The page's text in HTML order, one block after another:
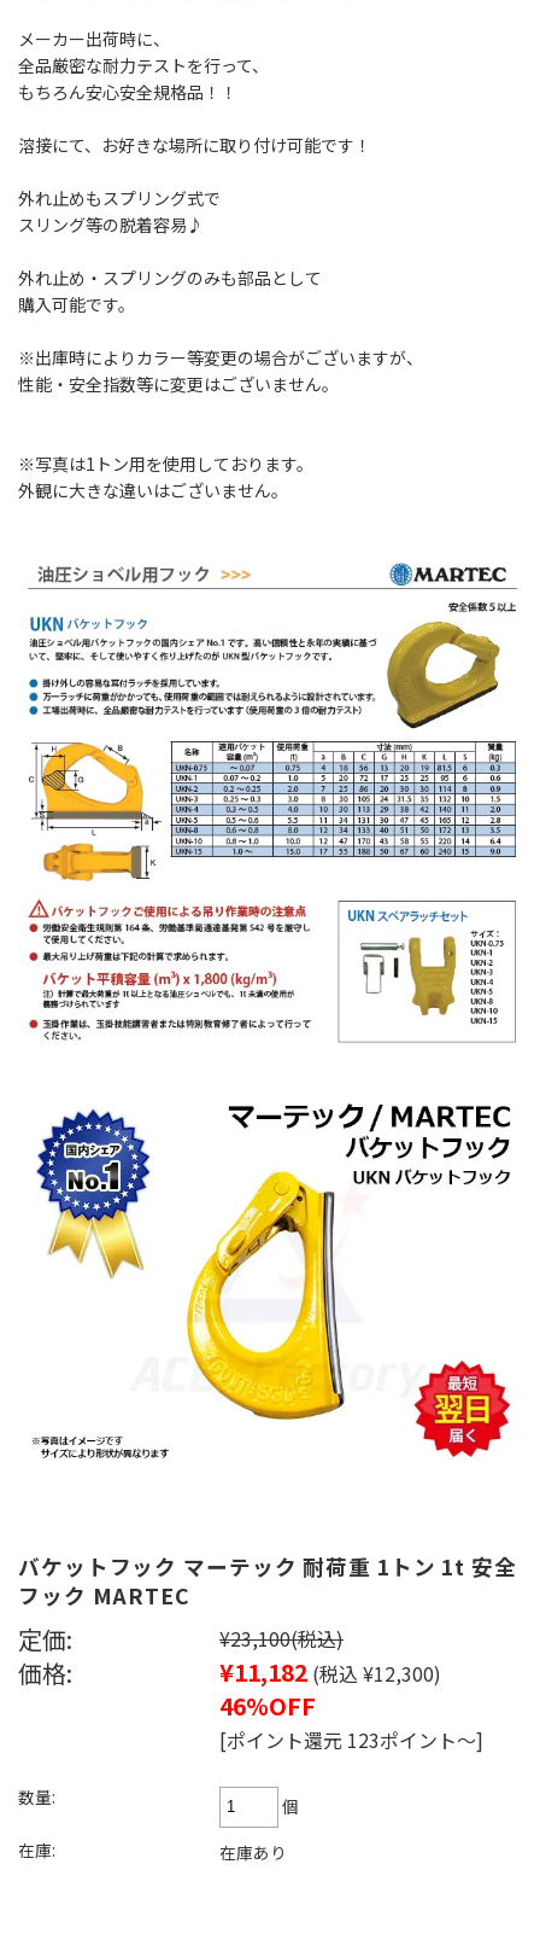
メーカー出荷時に、
全品厳密な耐力テストを行って、
もちろん安心安全規格品！！
溶接にて、お好きな場所に取り付け可能です！
外れ止めもスプリング式で
スリング等の脱着容易♪
外れ止め・スプリングのみも部品として
購入可能です。
※出庫時によりカラー等変更の場合がございますが、
性能・安全指数等に変更はございません。
※写真は1トン用を使用しております。
外観に大きな違いはございません。
バケットフック マーテック 耐荷重 1トン 1t 安全
フック MARTEC
定価: ¥23,100(税込)
価格: ¥11,182 (税込 ¥12,300)
46%OFF
[ポイント還元 123ポイント～]
数量:
個
在庫:
在庫あり